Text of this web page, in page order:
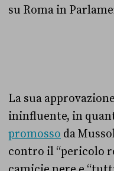
su Roma in
La sua
ininfluente, in
promosso da
contro il “pericolo